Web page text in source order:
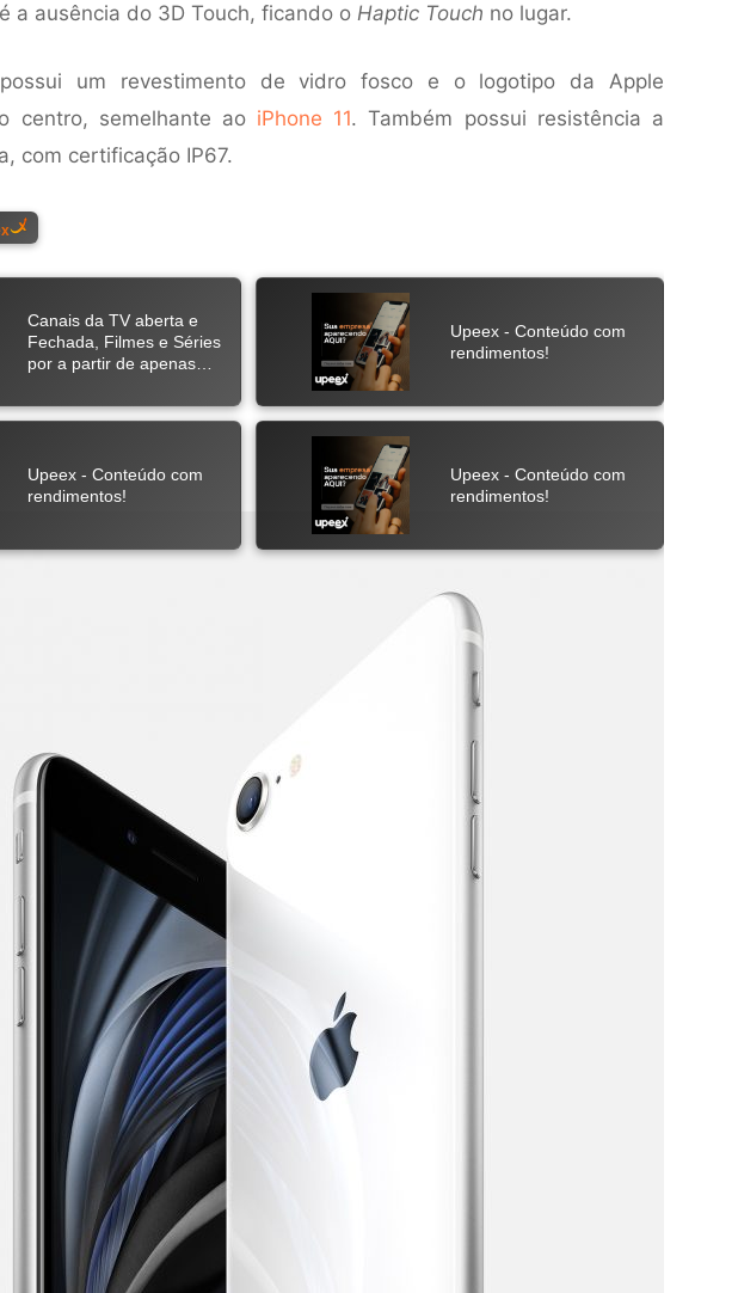
a ausência do 3D Touch, ficando o Haptic Touch no lugar.
um revestimento de vidro fosco e o logotipo da Apple
centro, semelhante ao iPhone 11. Também possui resistência a
com certificação IP67.